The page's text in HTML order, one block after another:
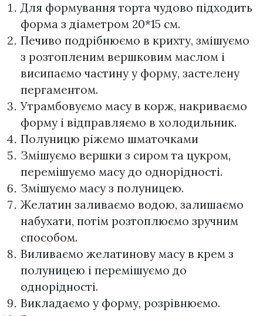
Для формування торта чудово підходить
форма з діаметром 20*15 см.
Печиво подрібнюємо в крихту, змішуємо
з розтопленим вершковим маслом і
висипаємо частину у форму, застелену
пергаментом.
Утрамбовуємо масу в корж, накриваємо
форму і відправляємо в холодильник.
Полуницю ріжемо шматочками
Змішуємо вершки з сиром та цукром,
перемішуємо масу до однорідності.
Змішуємо масу з полуницею.
Желатин заливаємо водою, залишаємо
набухати, потім розтоплюємо зручним
способом.
Виливаємо желатинову масу в крем з
полуницею і перемішуємо до
однорідності.
Викладаємо у форму, розрівнюємо.